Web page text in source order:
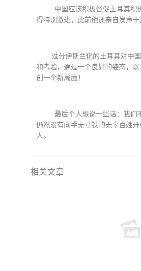
中国应该积极督促土耳其积
得特别激进，此前他还亲自发声
过分伊斯兰化的土耳其对中
和考验，通过一个良好的姿态，以
创一个新局面！
最后个人想说一些话：我们
仍然没有向手无寸铁的无辜百姓
人。
相关文章